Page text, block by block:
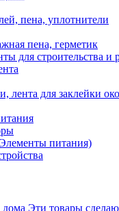
пена, уплотнители
пена, герметик
для строительства и
лента для заклейки
питания)
дома Эти товары